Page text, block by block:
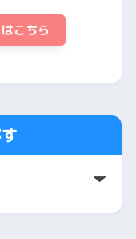
こちら